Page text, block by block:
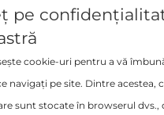
pe
cookie-uri pentru a vă
navigați pe site. Dintre acestea,
sunt stocate în browserul dvs.,